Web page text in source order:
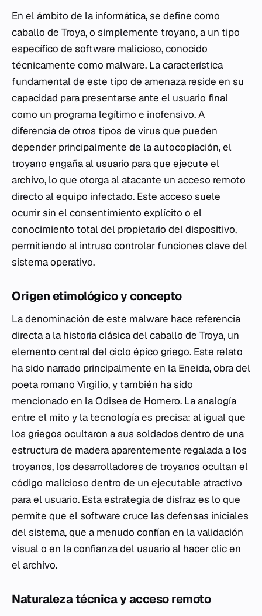
En el ámbito de la informática, se define como
caballo de Troya, o simplemente troyano, a un tipo
específico de software malicioso, conocido
técnicamente como malware. La característica
fundamental de este tipo de amenaza reside en su
capacidad para presentarse ante el usuario final
como un programa legítimo e inofensivo. A
diferencia de otros tipos de virus que pueden
depender principalmente de la autocopiación, el
troyano engaña al usuario para que ejecute el
archivo, lo que otorga al atacante un acceso remoto
directo al equipo infectado. Este acceso suele
ocurrir sin el consentimiento explícito o el
conocimiento total del propietario del dispositivo,
permitiendo al intruso controlar funciones clave del
sistema operativo.
Origen etimológico y concepto
La denominación de este malware hace referencia
directa a la historia clásica del caballo de Troya, un
elemento central del ciclo épico griego. Este relato
ha sido narrado principalmente en la Eneida, obra del
poeta romano Virgilio, y también ha sido
mencionado en la Odisea de Homero. La analogía
entre el mito y la tecnología es precisa: al igual que
los griegos ocultaron a sus soldados dentro de una
estructura de madera aparentemente regalada a los
troyanos, los desarrolladores de troyanos ocultan el
código malicioso dentro de un ejecutable atractivo
para el usuario. Esta estrategia de disfraz es lo que
permite que el software cruce las defensas iniciales
del sistema, que a menudo confían en la validación
visual o en la confianza del usuario al hacer clic en
el archivo.
Naturaleza técnica y acceso remoto